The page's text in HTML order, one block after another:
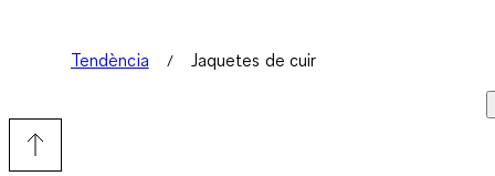
Tendència Jaquetes de cuir